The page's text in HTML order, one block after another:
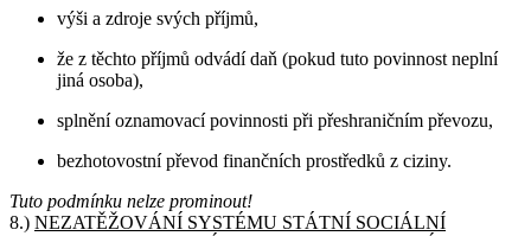
výši a zdroje svých příjmů,
že z těchto příjmů odvádí daň (pokud tuto povinnost neplní
jiná osoba),
splnění oznamovací povinnosti při přeshraničním převozu,
bezhotovostní převod finančních prostředků z ciziny.
Tuto podmínku nelze prominout!
8.) NEZATĚŽOVÁNÍ SYSTÉMU STÁTNÍ SOCIÁLNÍ